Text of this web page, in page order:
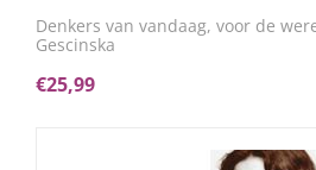
Denkers van vandaag, voor de
Gescinska
€25,99